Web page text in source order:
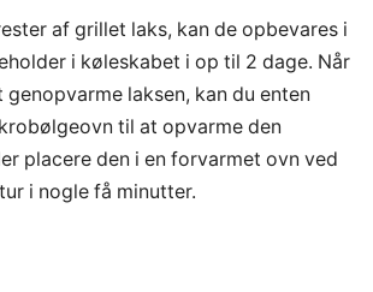
af grillet laks, kan de opbevares i
i køleskabet i op til 2 dage. Når
genopvarme laksen, kan du enten
til at opvarme den
placere den i en forvarmet ovn ved
i nogle få minutter.